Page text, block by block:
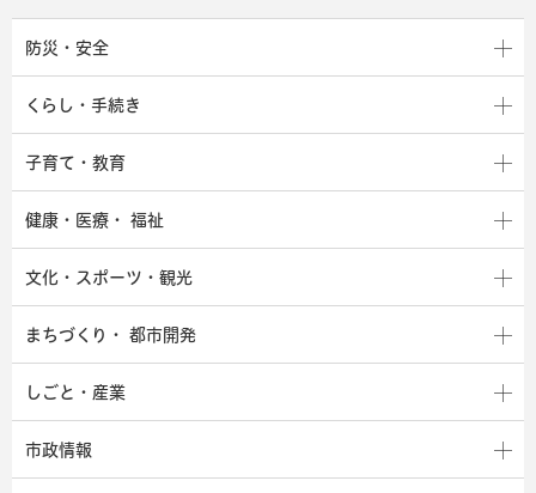
防災・安全
くらし・手続き
子育て・教育
健康・医療・ 福祉
文化・スポーツ・観光
まちづくり・ 都市開発
しごと・産業
市政情報